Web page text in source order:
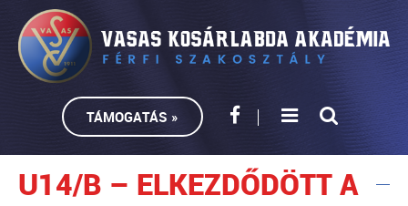
TÁMOGATÁS »
U14/B – ELKEZDŐDÖTT A